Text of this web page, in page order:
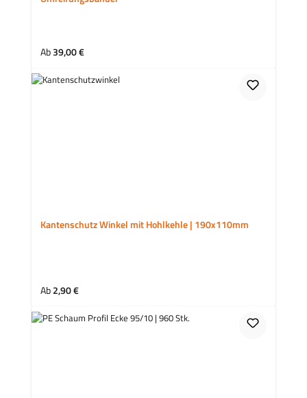
Regulärer Preis:
Ab39,00 €
Kantenschutz Winkel mit Hohlkehle | 190x110mm
Regulärer Preis:
Ab2,90 €